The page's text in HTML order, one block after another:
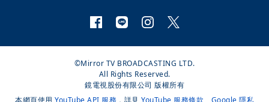
©Mirror TV BROADCASTING LTD.
All Rights Reserved.
鏡電視股份有限公司 版權所有
本網頁使用 YouTube API 服務 ，詳見 YouTube 服務條款 Google 隱私